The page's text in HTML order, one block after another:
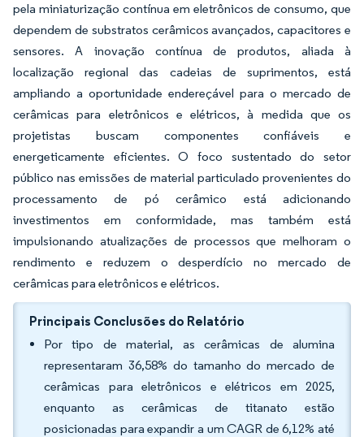
pela miniaturização contínua em eletrônicos de consumo, que
dependem de substratos cerâmicos avançados, capacitores e
sensores. A inovação contínua de produtos, aliada à
localização regional das cadeias de suprimentos, está
ampliando a oportunidade endereçável para o mercado de
cerâmicas para eletrônicos e elétricos, à medida que os
projetistas buscam componentes confiáveis e
energeticamente eficientes. O foco sustentado do setor
público nas emissões de material particulado provenientes do
processamento de pó cerâmico está adicionando
investimentos em conformidade, mas também está
impulsionando atualizações de processos que melhoram o
rendimento e reduzem o desperdício no mercado de
cerâmicas para eletrônicos e elétricos.
Principais Conclusões do Relatório
Por tipo de material, as cerâmicas de alumina
representaram 36,58% do tamanho do mercado de
cerâmicas para eletrônicos e elétricos em 2025,
enquanto as cerâmicas de titanato estão
posicionadas para expandir a um CAGR de 6,12% até